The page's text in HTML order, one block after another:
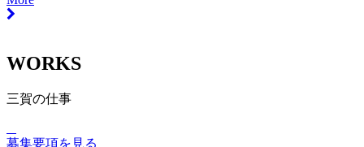
WORKS
三賀の仕事
募集要項を見る